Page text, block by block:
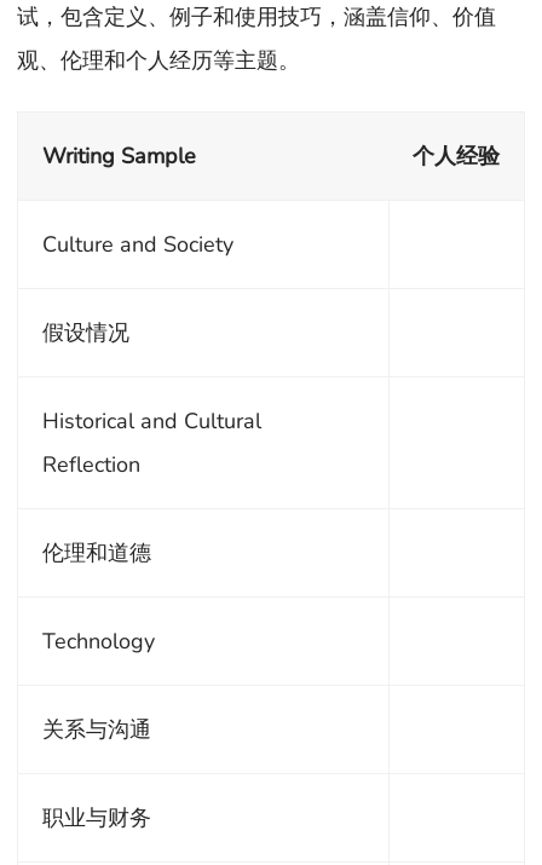
试，包含定义、例子和使用技巧，涵盖信仰、价值
观、伦理和个人经历等主题。
Writing Sample 个人经验
Culture and Society
假设情况
Historical and Cultural
Reflection
伦理和道德
Technology
关系与沟通
职业与财务